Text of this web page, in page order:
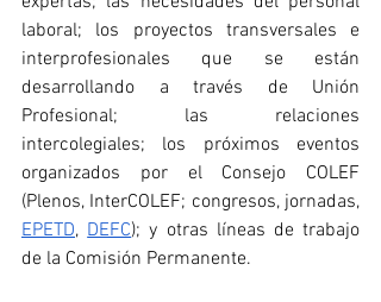
laboral; los proyectos transversales e
interprofesionales que se están
desarrollando a través de Unión
Profesional; las relaciones
intercolegiales; los próximos eventos
organizados por el Consejo COLEF
EPETD, DEFC); y otras líneas de trabajo
de la Comisión Permanente.